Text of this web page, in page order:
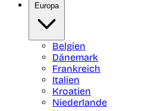
Europa
Belgien
Dänemark
Frankreich
Italien
Kroatien
Niederlande